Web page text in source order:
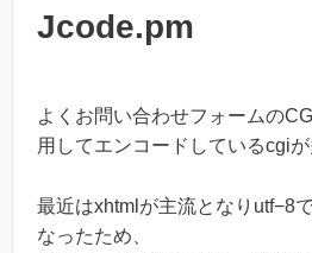
Jcode.pm
よくお問い合わせフォームの
用してエンコードしているcgiが
最近はxhtmlが主流となりutf−8
なったため、